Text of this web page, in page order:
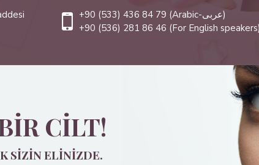
+90 (533) 436 84 79 (Arabic-عربى)
+90 (536) 281 86 46 (For English speakers)
CILT!
SIZIN ELINIZDE.